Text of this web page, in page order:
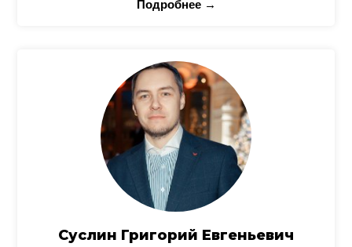
Подробнее →
Суслин Григорий Евгеньевич